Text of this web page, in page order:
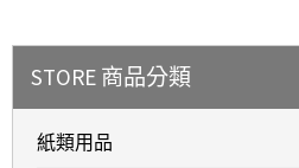
STORE 商品分類
紙類用品